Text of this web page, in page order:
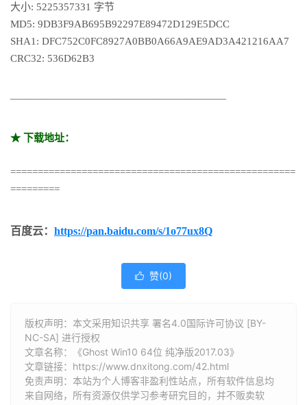
大小: 5225357331 字节
MD5: 9DB3F9AB695B92297E89472D129E5DCC
SHA1: DFC752C0FC8927A0BB0A66A9AE9AD3A421216AA7
CRC32: 536D62B3
—————————————————————
★ 下载地址：
====================================================
=========
百度云： https://pan.baidu.com/s/1o77ux8Q
 赞(0)
版权声明：本文采用知识共享 署名4.0国际许可协议 [BY-
NC-SA] 进行授权
文章名称：《Ghost Win10 64位 纯净版2017.03》
文章链接： https://www.dnxitong.com/42.html
免责声明：本站为个人博客非盈利性站点，所有软件信息均
来自网络，所有资源仅供学习参考研究目的，并不贩卖软